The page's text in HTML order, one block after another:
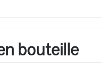
bouteille